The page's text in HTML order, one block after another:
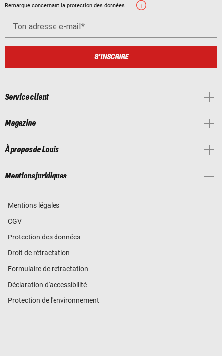
Remarque concernant la protection des données
Ton adresse e-mail
S'INSCRIRE
Service client
Magazine
À propos de Louis
Mentions juridiques
Mentions légales
CGV
Protection des données
Droit de rétractation
Formulaire de rétractation
Déclaration d'accessibilité
Protection de l'environnement